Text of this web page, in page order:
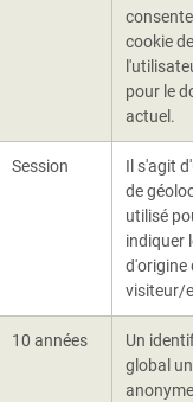
cookie de
pour le
actuel.
Session
Il s'agit
de
utilisé
indiquer
d'origine
visiteur/
10 années
Un
global